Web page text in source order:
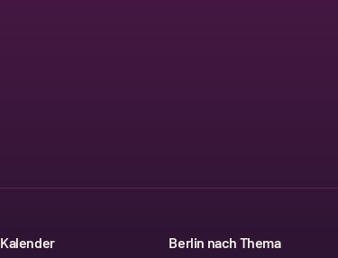
Kalender Berlin nach Thema